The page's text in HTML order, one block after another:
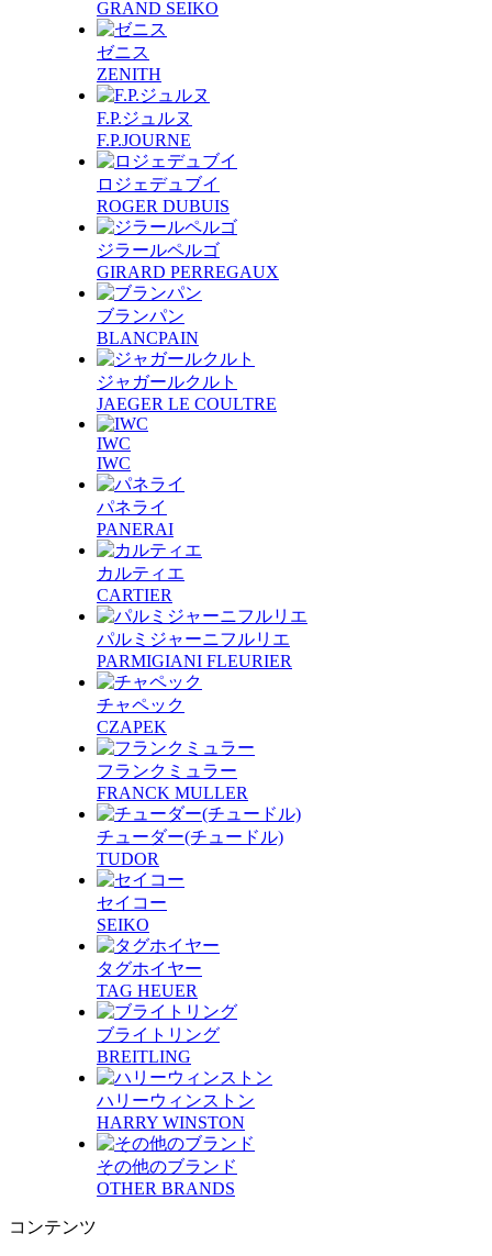
GRAND SEIKO
ゼニス
ZENITH
F.P.ジュルヌ
F.P.JOURNE
ロジェデュブイ
ROGER DUBUIS
ジラールペルゴ
GIRARD PERREGAUX
ブランパン
BLANCPAIN
ジャガールクルト
JAEGER LE COULTRE
IWC
IWC
パネライ
PANERAI
カルティエ
CARTIER
パルミジャーニフルリエ
PARMIGIANI FLEURIER
チャペック
CZAPEK
フランクミュラー
FRANCK MULLER
チューダー(チュードル)
TUDOR
セイコー
SEIKO
タグホイヤー
TAG HEUER
ブライトリング
BREITLING
ハリーウィンストン
HARRY WINSTON
その他のブランド
OTHER BRANDS
コンテンツ